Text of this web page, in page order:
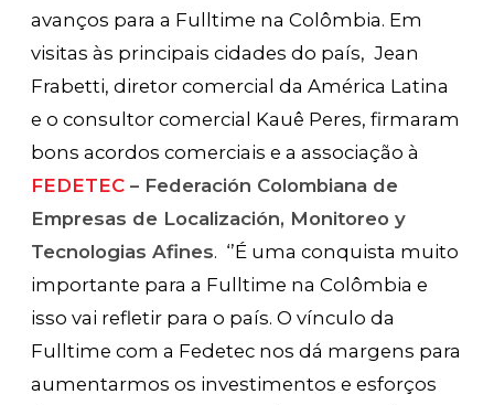
avanços para a Fulltime na Colômbia. Em
visitas às principais cidades do país, Jean
Frabetti, diretor comercial da América Latina
e o consultor comercial Kauê Peres, firmaram
bons acordos comerciais e a associação à
FEDETEC – Federación Colombiana de
Empresas de Localización, Monitoreo y
Tecnologias Afines. ‘’É uma conquista muito
importante para a Fulltime na Colômbia e
isso vai refletir para o país. O vínculo da
Fulltime com a Fedetec nos dá margens para
aumentarmos os investimentos e esforços